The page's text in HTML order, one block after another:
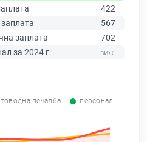
422
567
заплата
702
за 2024 г.
печалба персонал